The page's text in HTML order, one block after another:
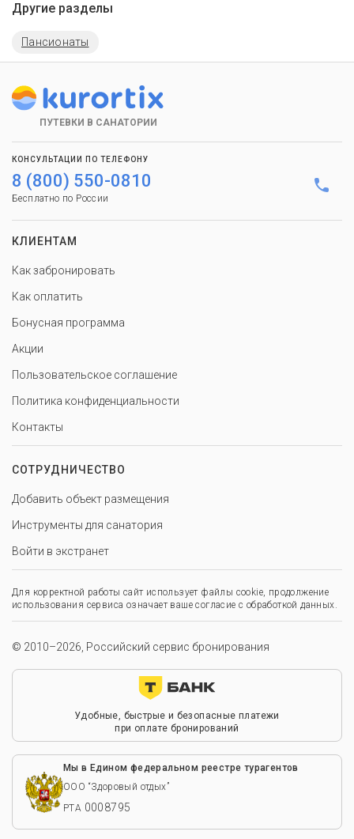
Другие разделы
Пансионаты
ПУТЕВКИ В САНАТОРИИ
КОНСУЛЬТАЦИИ ПО ТЕЛЕФОНУ
8 (800) 550-0810
Бесплатно по России
КЛИЕНТАМ
Как забронировать
Как оплатить
Бонусная программа
Акции
Пользовательское соглашение
Политика конфиденциальности
Контакты
СОТРУДНИЧЕСТВО
Добавить объект размещения
Инструменты для санатория
Войти в экстранет
Для корректной работы сайт использует файлы cookie, продолжение
использования сервиса означает ваше согласие с обработкой данных.
© 2010–2026, Российский сервис бронирования
Удобные, быстрые и безопасные платежи
при оплате бронирований
Мы в Едином федеральном реестре турагентов
ООО “Здоровый отдых”
РТА 0008795